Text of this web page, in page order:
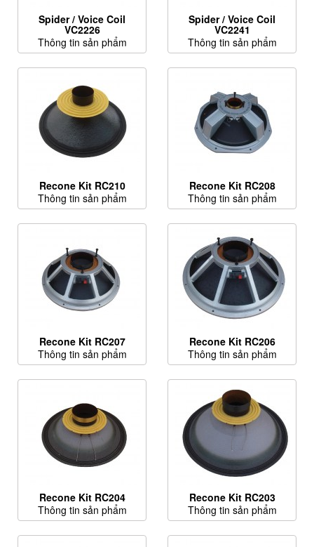
Spider / Voice Coil
VC2226
Thông tin sản phẩm
Spider / Voice Coil
VC2241
Thông tin sản phẩm
Recone Kit RC210
Thông tin sản phẩm
Recone Kit RC208
Thông tin sản phẩm
Recone Kit RC207
Thông tin sản phẩm
Recone Kit RC206
Thông tin sản phẩm
Recone Kit RC204
Thông tin sản phẩm
Recone Kit RC203
Thông tin sản phẩm